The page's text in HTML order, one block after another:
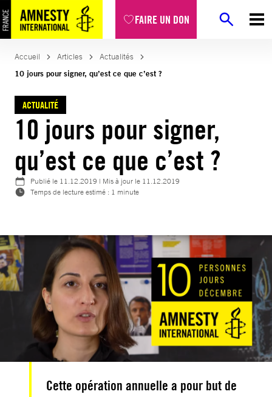
FAIRE UN DON
Aller
au
contenu
Accueil Articles
Actualités
10 jours pour signer, qu’est ce que c’est ?
ACTUALITÉ
10 jours pour signer,
qu’est ce que c’est ?
Publié le 11.12.2019 | Mis à jour le 11.12.2019
Temps de lecture estimé : 1 minute
Cette opération annuelle a pour but de